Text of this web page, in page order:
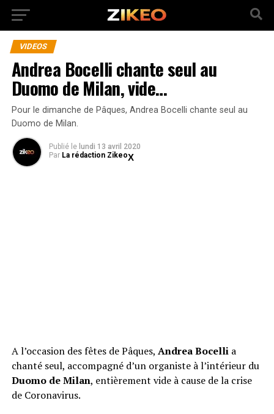
VIDEOS
Andrea Bocelli chante seul au
Duomo de Milan, vide…
Pour le dimanche de Pâques, Andrea Bocelli chante seul au
Duomo de Milan.
Publié le lundi 13 avril 2020
Par La rédaction Zikeo
A l’occasion des fêtes de Pâques, Andrea Bocellia
chanté seul, accompagné d’un organiste à l’intérieur du
Duomo de Milan, entièrement vide à cause de la crise
de Coronavirus.